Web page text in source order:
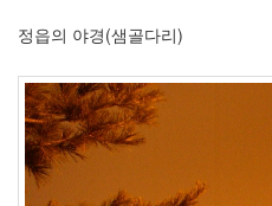
정읍의 야경(샘골다리)
11
월
1
2008
년
12
월
7